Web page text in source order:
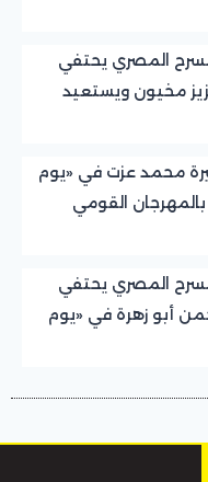
المصري يحتفي
مخيون ويستعيد
محمد عزت في «يوم
بالمهرجان القومي
المصري يحتفي
أبو زهرة في «يوم